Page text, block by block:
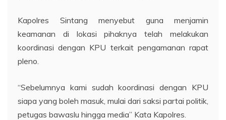
Kapolres Sintang menyebut guna menjamin
keamanan di lokasi pihaknya telah melakukan
koordinasi dengan KPU terkait pengamanan rapat
pleno.
“Sebelumnya kami sudah koordinasi dengan KPU
siapa yang boleh masuk, mulai dari saksi partai politik,
petugas bawaslu hingga media” Kata Kapolres.